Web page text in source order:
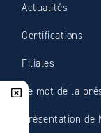
Actualités
Certifications
Filiales
Le mot de la
Présentation de